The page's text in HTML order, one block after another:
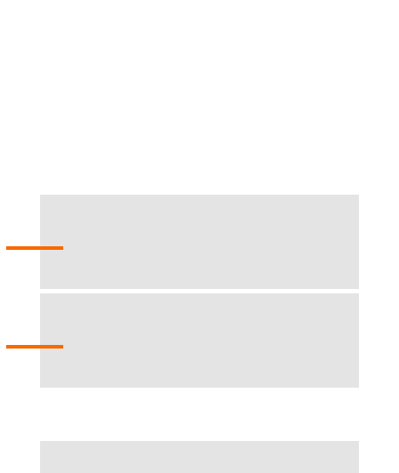
PGTCEL2500A-